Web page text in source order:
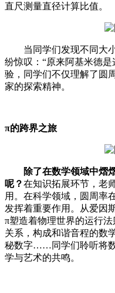
直尺测量直径计算比值。
当同学们发现不同大
纷惊叹：“原来阿基米德
验，同学们不仅理解了圆
家的探索精神。
π的跨界之旅
除了在数学领域中熠
呢？在知识拓展环节，老
用。在科学领域，圆周率
发挥着重要作用。从爱因
π塑造着物理世界的运行
关系，构成和谐音程的数
秘数字……同学们聆听将
学与艺术的共鸣。